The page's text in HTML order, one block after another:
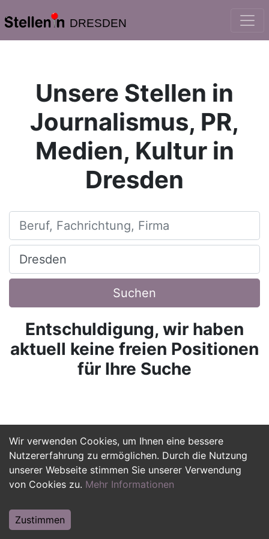
DRESDEN
Wir verwenden Cookies, um Ihnen eine bessere
Nutzererfahrung zu ermöglichen. Durch die Nutzung
unserer Webseite stimmen Sie unserer Verwendung
von Cookies zu. Mehr Informationen
Zustimmen
Unsere Stellen in
Journalismus, PR,
Medien, Kultur in
Dresden
Beruf, Fachrichtung, Firma
Ort, Stadt
Suchen
Entschuldigung, wir haben
aktuell keine freien Positionen
für Ihre Suche